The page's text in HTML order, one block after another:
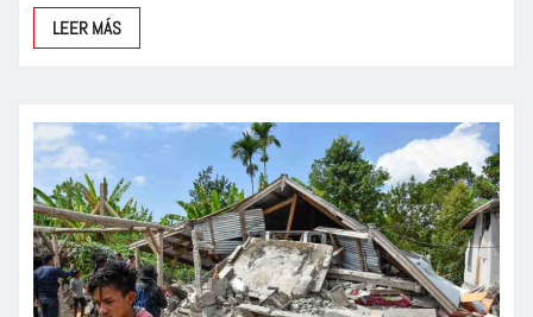
LEER MÁS